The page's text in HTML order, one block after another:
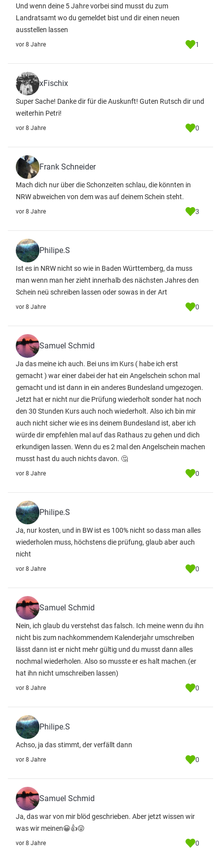
Und wenn deine 5 Jahre vorbei sind musst du zum
Landratsamt wo du gemeldet bist und dir einen neuen
ausstellen lassen
vor 8 Jahre 1
xFischix
Super Sache! Danke dir für die Auskunft! Guten Rutsch dir und
weiterhin Petri!
vor 8 Jahre 0
Frank Schneider
Mach dich nur über die Schonzeiten schlau, die könnten in
NRW abweichen von dem was auf deinem Schein steht.
vor 8 Jahre 3
Philipe.S
Ist es in NRW nicht so wie in Baden Württemberg, da muss
man wenn man her zieht innerhalb des nächsten Jahres den
Schein neü schreiben lassen oder sowas in der Art
vor 8 Jahre 0
Samuel Schmid
Ja das meine ich auch. Bei uns im Kurs ( habe ich erst
gemacht ) war einer dabei der hat ein Angelschein schon mal
gemacht und ist dann in ein anderes Bundesland umgezogen.
Jetzt hat er nicht nur die Prüfung wiederholt sonder hat noch
den 30 Stunden Kurs auch noch wiederholt. Also ich bin mir
auch nicht sicher wie es ins deinem Bundesland ist, aber ich
würde dir empfehlen mal auf das Rathaus zu gehen und dich
erkundigen lassen. Wenn du es 2 mal den Angelschein machen
musst hast du auch nichts davon. 🤔
vor 8 Jahre 0
Philipe.S
Ja, nur kosten, und in BW ist es 100% nicht so dass man alles
wiederholen muss, höchstens die prüfung, glaub aber auch
nicht
vor 8 Jahre 0
Samuel Schmid
Nein, ich glaub du verstehst das falsch. Ich meine wenn du ihn
nicht bis zum nachkommendem Kalenderjahr umschreiben
lässt dann ist er nicht mehr gültig und du musst dann alles
nochmal wiederholen. Also so musste er es halt machen.(er
hat ihn nicht umschreiben lassen)
vor 8 Jahre 0
Philipe.S
Achso, ja das stimmt, der verfällt dann
vor 8 Jahre 0
Samuel Schmid
Ja, das war von mir blöd geschrieben. Aber jetzt wissen wir
was wir meinen😀👍😜
vor 8 Jahre 0